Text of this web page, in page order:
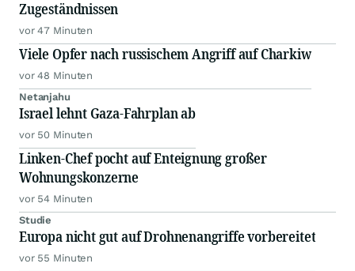
Zugeständnissen
vor 47 Minuten
Viele Opfer nach russischem Angriff auf Charkiw
vor 48 Minuten
Netanjahu
Israel lehnt Gaza-Fahrplan ab
vor 50 Minuten
Linken-Chef pocht auf Enteignung großer
Wohnungskonzerne
vor 54 Minuten
Studie
Europa nicht gut auf Drohnenangriffe vorbereitet
vor 55 Minuten